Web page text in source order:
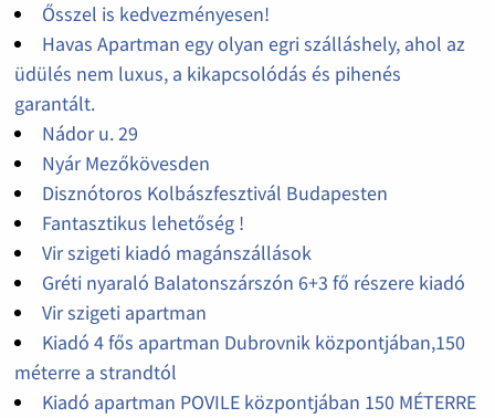
Ősszel is kedvezményesen!
Havas Apartman egy olyan egri szálláshely, ahol az
üdülés nem luxus, a kikapcsolódás és pihenés
garantált.
Nádor u. 29
Nyár Mezőkövesden
Disznótoros Kolbászfesztivál Budapesten
Fantasztikus lehetőség !
Vir szigeti kiadó magánszállások
Gréti nyaraló Balatonszárszón 6+3 fő részere kiadó
Vir szigeti apartman
Kiadó 4 fős apartman Dubrovnik központjában,150
méterre a strandtól
Kiadó apartman POVILE központjában 150 MÉTERRE